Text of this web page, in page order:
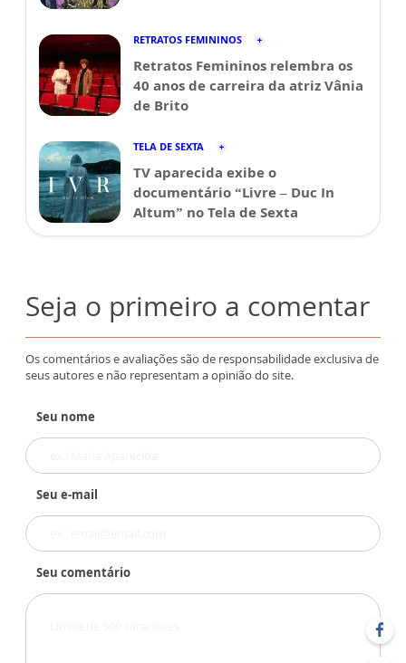
RETRATOS FEMININOS
Retratos Femininos relembra os
40 anos de carreira da atriz Vânia
de Brito
TELA DE SEXTA
TV aparecida exibe o
documentário “Livre – Duc In
Altum” no Tela de Sexta
Seja o primeiro a comentar
Os comentários e avaliações são de responsabilidade exclusiva de
seus autores e não representam a opinião do site.
Seu nome
Seu e-mail
Seu comentário